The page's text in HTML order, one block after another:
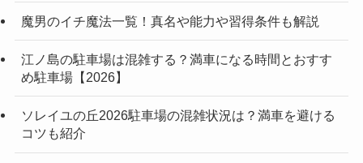
魔男のイチ魔法一覧！真名や能力や習得条件も解説
江ノ島の駐車場は混雑する？満車になる時間とおすす
め駐車場【2026】
ソレイユの丘2026駐車場の混雑状況は？満車を避ける
コツも紹介